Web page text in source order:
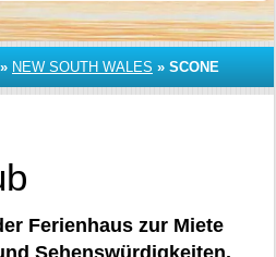
» NEW SOUTH WALES » SCONE
Ferienhaus zur Miete
Sehenswürdigkeiten.